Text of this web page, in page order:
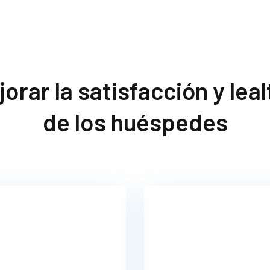
la satisfacción y
de los huéspedes